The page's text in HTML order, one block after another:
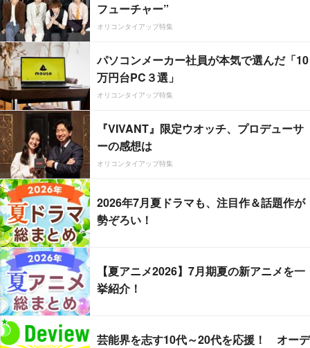
フューチャー”
オリコンタイアップ特集
パソコンメーカー社員が本気で選んだ「10
万円台PC３選」
オリコンタイアップ特集
『VIVANT』限定ウオッチ、プロデューサ
ーの感想は
オリコンタイアップ特集
2026年7月夏ドラマも、注目作＆話題作が
勢ぞろい！
【夏アニメ2026】7月期夏の新アニメを一
挙紹介！
芸能界を志す10代～20代を応援！ オーデ